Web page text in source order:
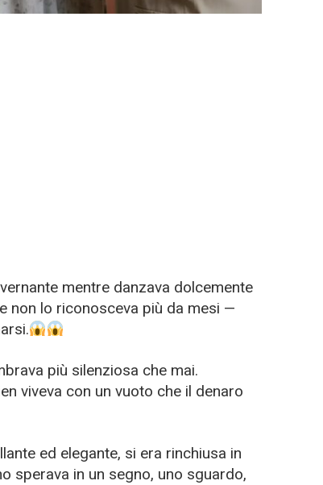
mentre danzava dolcemente
non lo riconosceva più da mesi —
più silenziosa che mai.
viveva con un vuoto che il denaro
ed elegante, si era rinchiusa in
sperava in un segno, uno sguardo,